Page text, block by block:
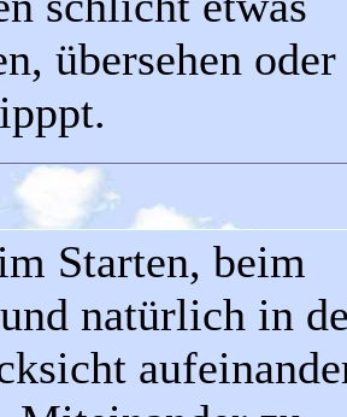
übersehen oder
Starten, beim
natürlich in